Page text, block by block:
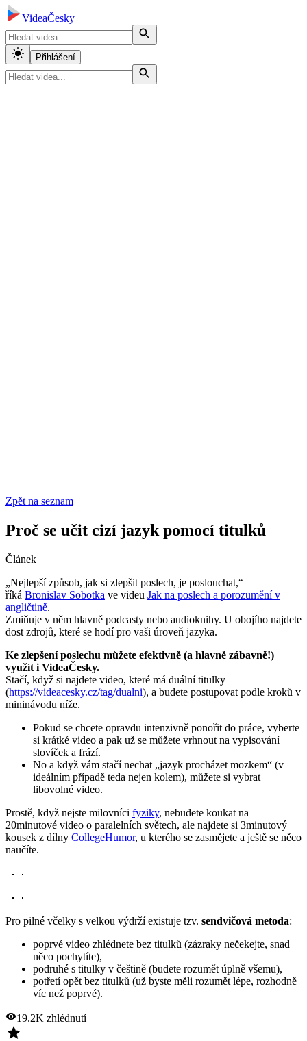
VideaČesky
Přihlášení
Zpět na seznam
Proč se učit cizí jazyk pomocí titulků
Článek
„Nejlepší způsob, jak si zlepšit poslech, je poslouchat,“
říká Bronislav Sobotka ve videu Jak na poslech a porozumění v
angličtině.
Zmiňuje v něm hlavně podcasty nebo audioknihy. U obojího najdete
dost zdrojů, které se hodí pro vaši úroveň jazyka.
Ke zlepšení poslechu můžete efektivně (a hlavně zábavně!)
využít i VideaČesky.
Stačí, když si najdete video, které má duální titulky
(https://videacesky.cz/tag/dualni), a budete postupovat podle kroků v
mininávodu níže.
Pokud se chcete opravdu intenzivně ponořit do práce, vyberte
si krátké video a pak už se můžete vrhnout na vypisování
slovíček a frází.
No a když vám stačí nechat „jazyk procházet mozkem“ (v
ideálním případě teda nejen kolem), můžete si vybrat
libovolné video.
Prostě, když nejste milovníci fyziky, nebudete koukat na
20minutové video o paralelních světech, ale najdete si 3minutový
kousek z dílny CollegeHumor, u kterého se zasmějete a ještě se něco
naučíte.
Pro pilné včelky s velkou výdrží existuje tzv. sendvičová metoda:
poprvé video zhlédnete bez titulků (zázraky nečekejte, snad
něco pochytíte),
podruhé s titulky v češtině (budete rozumět úplně všemu),
potřetí opět bez titulků (už byste měli rozumět lépe, rozhodně
víc než poprvé).
19.2K zhlédnutí